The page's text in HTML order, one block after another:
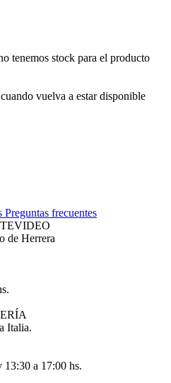
tenemos stock para el producto
vuelva a estar disponible
Preguntas frecuentes
de Herrera
Italia.
13:30 a 17:00 hs.